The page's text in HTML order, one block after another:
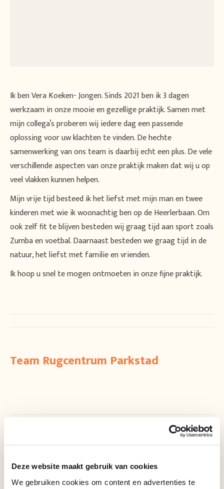
Deze website maakt gebruik van cookies
We gebruiken cookies om content en advertenties te
Ik ben Vera Koeken- Jongen. Sinds 2021 ben ik 3 dagen
werkzaam in onze mooie en gezellige praktijk. Samen met
mijn collega’s proberen wij iedere dag een passende
oplossing voor uw klachten te vinden. De hechte
samenwerking van ons team is daarbij echt een plus. De vele
verschillende aspecten van onze praktijk maken dat wij u op
veel vlakken kunnen helpen.
Mijn vrije tijd besteed ik het liefst met mijn man en twee
kinderen met wie ik woonachtig ben op de Heerlerbaan. Om
ook zelf fit te blijven besteden wij graag tijd aan sport zoals
Zumba en voetbal. Daarnaast besteden we graag tijd in de
natuur, het liefst met familie en vrienden.
Ik hoop u snel te mogen ontmoeten in onze fijne praktijk.
Team Rugcentrum Parkstad
Heeft u advies nodig?